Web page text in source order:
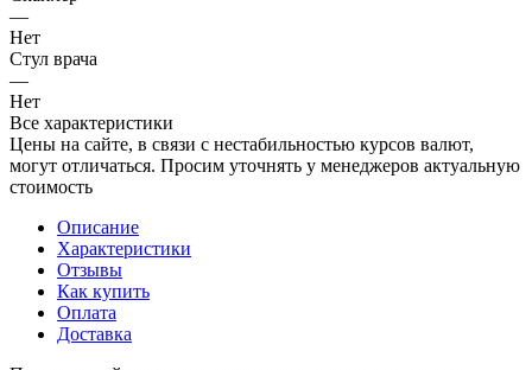
—
Нет
Стул врача
—
Нет
Все характеристики
Цены на сайте, в связи с нестабильностью курсов валют,
могут отличаться. Просим уточнять у менеджеров актуальную
стоимость
Описание
Характеристики
Отзывы
Как купить
Оплата
Доставка